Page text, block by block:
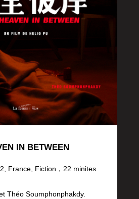
IN BETWEEN
France, Fiction，22 minites
Théo Soumphonphakdy.